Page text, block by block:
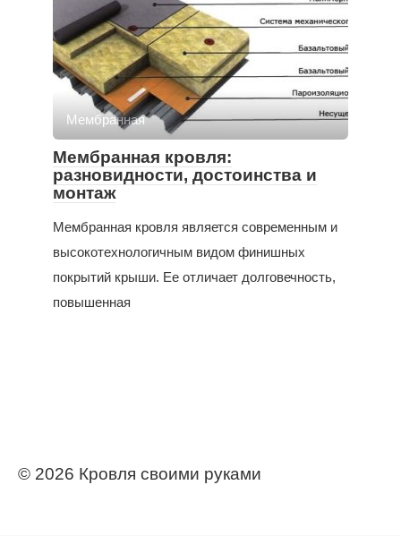
Мембранная
Мембранная кровля:
разновидности, достоинства и
монтаж
Мембранная кровля является современным и
высокотехнологичным видом финишных
покрытий крыши. Ее отличает долговечность,
повышенная
© 2026 Кровля своими руками